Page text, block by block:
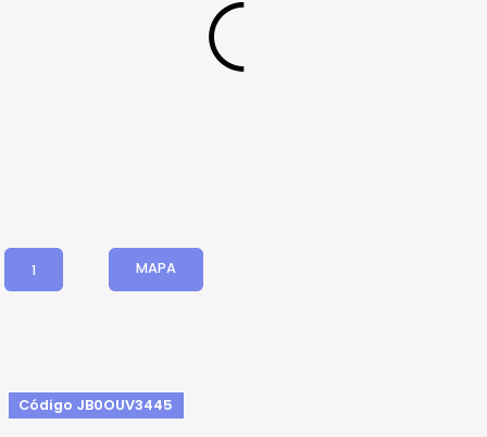
1 MAPA
Código JB0OUV3445